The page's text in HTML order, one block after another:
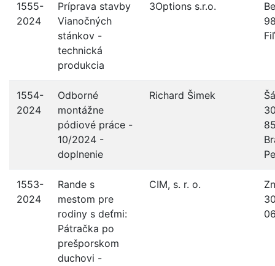
1555-
2024
Príprava stavby
Vianočných
stánkov -
technická
produkcia
3Options s.r.o.
1554-
2024
Odborné
montážne
pódiové práce -
10/2024 -
doplnenie
Richard Šimek
1553-
2024
Rande s
mestom pre
rodiny s deťmi:
Pátračka po
prešporskom
duchovi -
CIM, s. r. o.